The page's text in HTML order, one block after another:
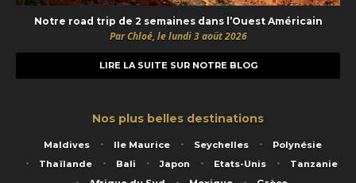
Notre road trip de 2 semaines dans l’Ouest Américain
Par Chloé, le lundi 3 août 2026
LIRE LA SUITE SUR NOTRE BLOG
Nos plus belles destinations
Maldives Ile Maurice Seychelles
Polynésie
Thaïlande
Bali Japon Etats-Unis
Tanzanie